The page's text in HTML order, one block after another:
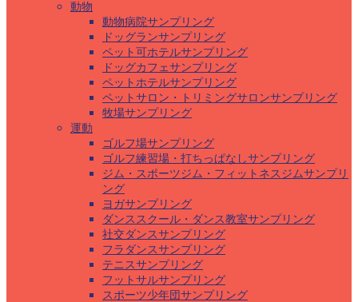
動物
動物病院サンプリング
ドッグランサンプリング
ペット可ホテルサンプリング
ドッグカフェサンプリング
ペットホテルサンプリング
ペットサロン・トリミングサロンサンプリング
牧場サンプリング
運動
ゴルフ場サンプリング
ゴルフ練習場・打ちっぱなしサンプリング
ジム・スポーツジム・フィットネスジムサンプリ
ング
ヨガサンプリング
ダンススクール・ダンス教室サンプリング
社交ダンスサンプリング
フラダンスサンプリング
テニスサンプリング
フットサルサンプリング
スポーツ少年団サンプリング